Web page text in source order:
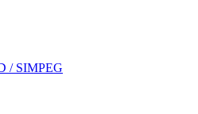
/ SIMPEG